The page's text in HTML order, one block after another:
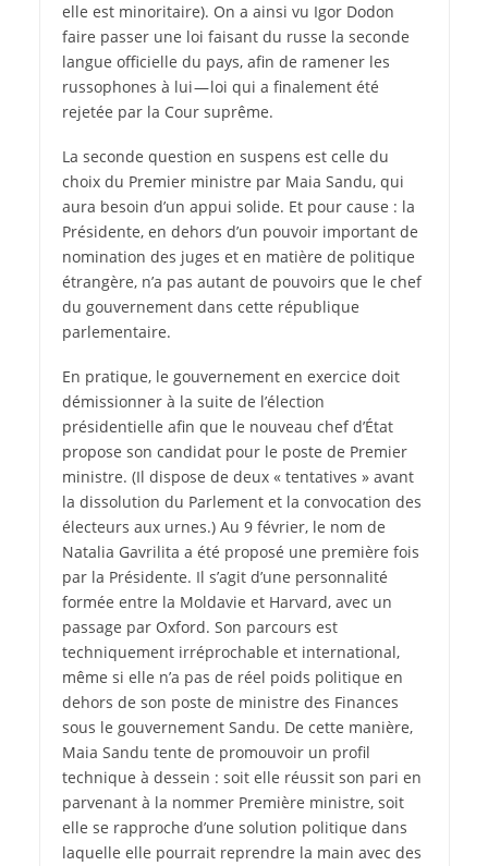
elle est minoritaire). On a ainsi vu Igor Dodon
faire passer une loi faisant du russe la seconde
langue officielle du pays, afin de ramener les
russophones à lui — loi qui a finalement été
rejetée par la Cour suprême.
La seconde question en suspens est celle du
choix du Premier ministre par Maia Sandu, qui
aura besoin d’un appui solide. Et pour cause : la
Présidente, en dehors d’un pouvoir important de
nomination des juges et en matière de politique
étrangère, n’a pas autant de pouvoirs que le chef
du gouvernement dans cette république
parlementaire.
En pratique, le gouvernement en exercice doit
démissionner à la suite de l’élection
présidentielle afin que le nouveau chef d’État
propose son candidat pour le poste de Premier
ministre. (Il dispose de deux « tentatives » avant
la dissolution du Parlement et la convocation des
électeurs aux urnes.) Au 9 février, le nom de
Natalia Gavrilita a été proposé une première fois
par la Présidente. Il s’agit d’une personnalité
formée entre la Moldavie et Harvard, avec un
passage par Oxford. Son parcours est
techniquement irréprochable et international,
même si elle n’a pas de réel poids politique en
dehors de son poste de ministre des Finances
sous le gouvernement Sandu. De cette manière,
Maia Sandu tente de promouvoir un profil
technique à dessein : soit elle réussit son pari en
parvenant à la nommer Première ministre, soit
elle se rapproche d’une solution politique dans
laquelle elle pourrait reprendre la main avec des